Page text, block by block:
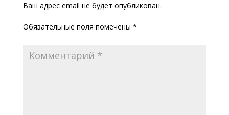
Ваш адрес email не будет опубликован.
Обязательные поля помечены *